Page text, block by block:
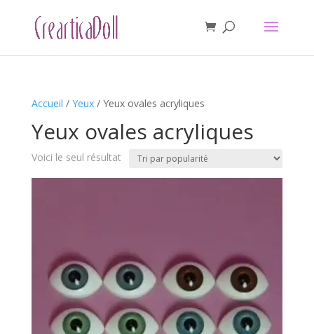
Accueil / Yeux/ Yeux ovales acryliques
Yeux ovales acryliques
Voici le seul résultat